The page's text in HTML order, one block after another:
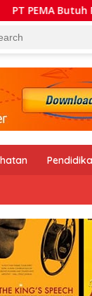
Kolaboratif,